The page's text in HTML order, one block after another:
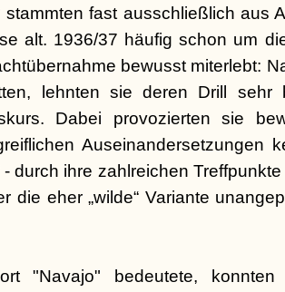
stammten fast ausschließlich aus
alt. 1936/37 häufig schon um
bewusst miterlebt:
lehnten sie deren Drill
Dabei provozierten sie
Auseinandersetzungen
- durch ihre zahlreichen
die eher „wilde“ Variante
"Navajo" bedeutete, konnten